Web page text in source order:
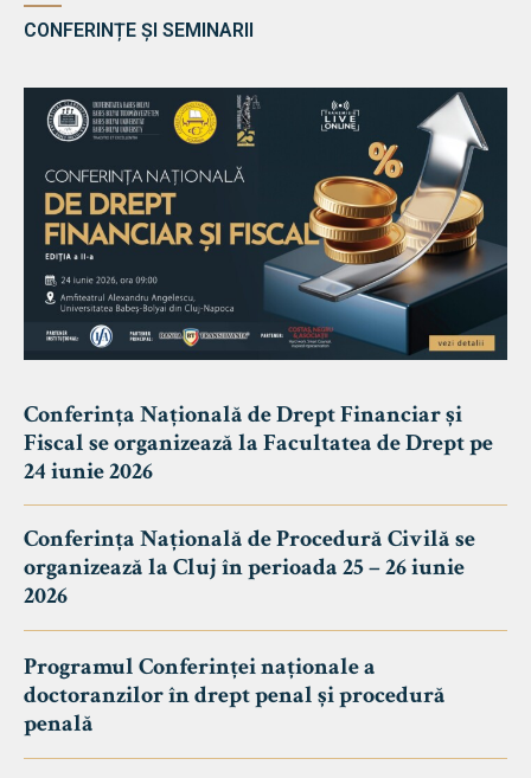
CONFERINȚE ȘI SEMINARII
Conferința Națională de Drept Financiar și
Fiscal se organizează la Facultatea de Drept pe
24 iunie 2026
Conferința Națională de Procedură Civilă se
organizează la Cluj în perioada 25 – 26 iunie
2026
Programul Conferinței naționale a
doctoranzilor în drept penal și procedură
penală